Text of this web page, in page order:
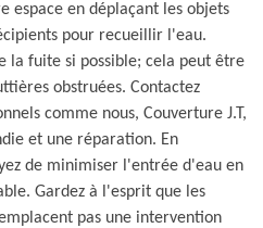
espace en déplaçant les objets
pour recueillir l'eau.
la fuite si possible; cela peut être
obstruées. Contactez
comme nous, Couverture J.T,
et une réparation. En
de minimiser l'entrée d'eau en
Gardez à l'esprit que les
pas une intervention